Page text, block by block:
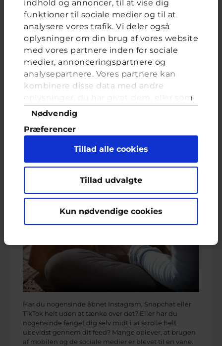
indhold og annoncer, til at vise dig
funktioner til sociale medier og til at
analysere vores trafik. Vi deler også
oplysninger om din brug af vores website
med vores partnere inden for sociale
medier, annonceringspartnere og
analysepartnere. Vores partnere kan
kombinere disse data med andre
oplysninger, du har givet dem, eller som
de har indsamlet fra din brug af deres
tjenester. Du samtykker til vores cookies,
hvis du fortsætter med at anvende vores
hjemmeside.
Samtykkevalg
Nødvendig
Præferencer
Marketing
Tillad alle cookies
Tillad udvalgte
Kun nødvendige cookies
på kunstig intelligens, eller AI, som står for Artificial
Intelligence. Mange taler meget om AI for tiden, og
teknologien udvikler sig utroligt hurtigt. Derfor kan
det også være ret svært at finde hoved og hale i det
hele.
...
8231
Skrevet for 1 år siden
Når mobilen bliver en
vane
Har du nogensinde åbnet Instagram, Snapchat eller
TikTok helt uden at tænke over det? Eller har du
nogensinde fanget dig selv midt i at scrolle helt
ubevidst gennem dit feed? Mange oplever, at brugen
af mobilen og de sociale medier er blevet til en vane.